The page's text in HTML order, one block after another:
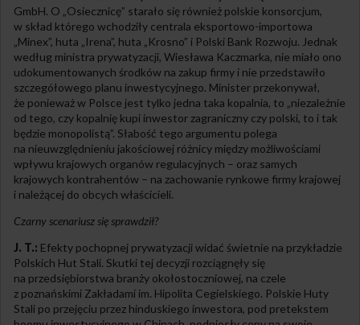
GmbH. O „Osiecznicę” starało się również polskie konsorcjum,
w skład którego wchodziły centrala eksportowo-importowa
„Minex”, huta „Irena”, huta „Krosno” i Polski Bank Rozwoju. Jednak
według ministra prywatyzacji, Wiesława Kaczmarka, nie miało ono
udokumentowanych środków na zakup firmy i nie przedstawiło
szczegółowego planu inwestycyjnego. Minister przekonywał,
że ponieważ w Polsce jest tylko jedna taka kopalnia, to „niezależnie
od tego, czy kopalnię kupi inwestor zagraniczny czy polski, to i tak
będzie monopolistą”. Słabość tego argumentu polega
na nieuwzględnieniu jakościowej różnicy między możliwościami
wpływu krajowych organów regulacyjnych – oraz samych
krajowych kontrahentów – na zachowanie rynkowe firmy krajowej
i należącej do obcych właścicieli.
Czarny scenariusz się sprawdził?
J. T.: Efekty pochopnej prywatyzacji widać świetnie na przykładzie
Polskich Hut Stali. Skutki tej decyzji rozciągnęły się
na przedsiębiorstwa branży okołostoczniowej, na czele
z poznańskimi Zakładami im. Hipolita Cegielskiego. Polskie Huty
Stali po przejęciu przez hinduskiego inwestora, pod pretekstem